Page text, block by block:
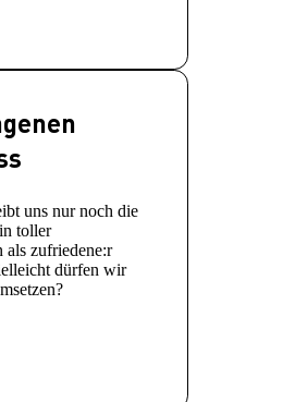
uns nur noch die
toller
als zufriedene:r
dürfen wir